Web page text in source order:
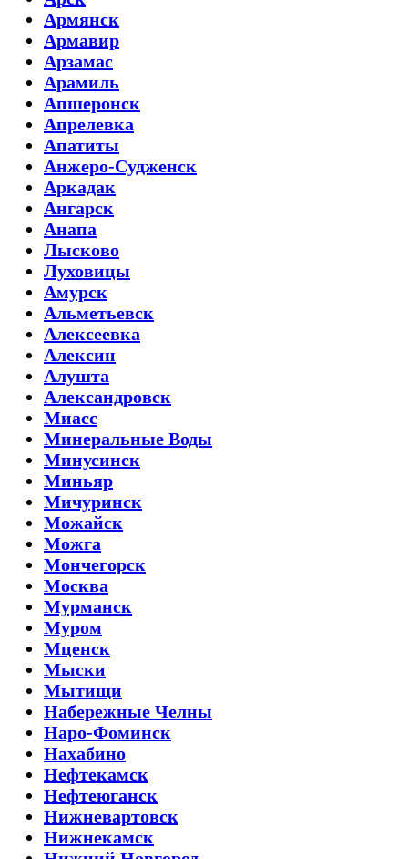
Армянск
Армавир
Арзамас
Арамиль
Апшеронск
Апрелевка
Апатиты
Анжеро-Судженск
Аркадак
Ангарск
Анапа
Лысково
Луховицы
Амурск
Альметьевск
Алексеевка
Алексин
Алушта
Александровск
Миасс
Минеральные Воды
Минусинск
Миньяр
Мичуринск
Можайск
Можга
Мончегорск
Москва
Мурманск
Муром
Мценск
Мыски
Мытищи
Набережные Челны
Наро-Фоминск
Нахабино
Нефтекамск
Нефтеюганск
Нижневартовск
Нижнекамск